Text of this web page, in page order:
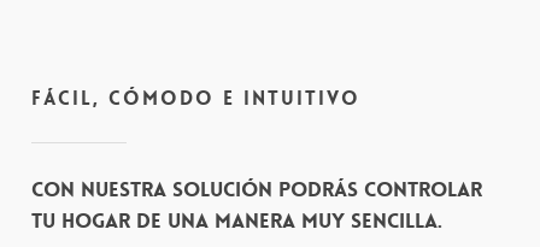
Fácil, cómodo e intuitivo
Con nuestra solución podrás controlar
tu hogar de una manera muy sencilla.